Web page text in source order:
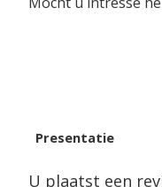
Specificaties
Presentatie
U plaatst een